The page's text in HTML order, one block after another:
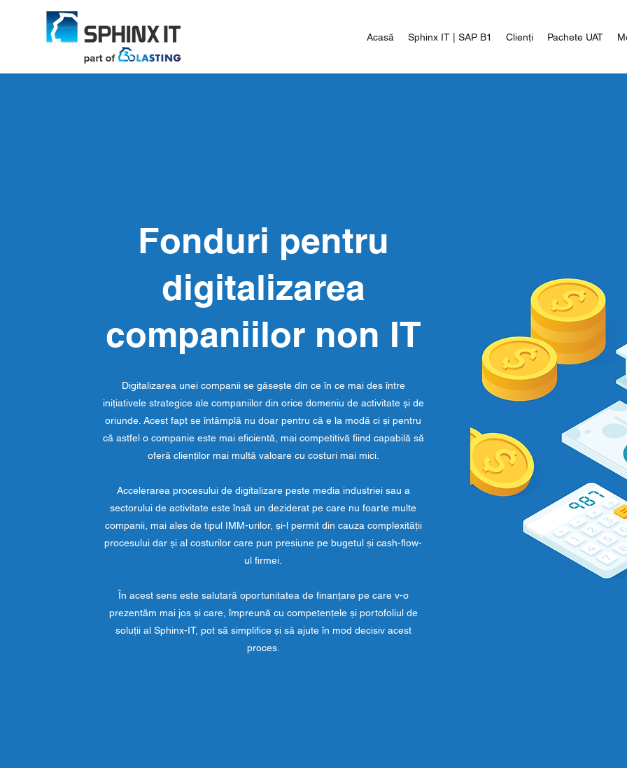
Acasă Sphinx IT | SAP B1 Clienți Pachete UAT
Fonduri pentru
digitalizarea
companiilor non IT
Digitalizarea unei companii se găsește din ce în ce mai des între
inițiativele strategice ale companiilor din orice domeniu de activitate și de
oriunde. Acest fapt se întâmplă nu doar pentru că e la modă ci și pentru
că astfel o companie este mai eficientă, mai competitivă fiind capabilă să
oferă clienților mai multă valoare cu costuri mai mici.
Accelerarea procesului de digitalizare peste media industriei sau a
sectorului de activitate este însă un deziderat pe care nu foarte multe
companii, mai ales de tipul IMM-urilor, și-l permit din cauza complexității
procesului dar și al costurilor care pun presiune pe bugetul și cash-flow-
ul firmei.
În acest sens este salutară oportunitatea de finanțare pe care v-o
prezentăm mai jos și care, împreună cu competențele și portofoliul de
soluții al Sphinx-IT, pot să simplifice și să ajute în mod decisiv acest
proces.